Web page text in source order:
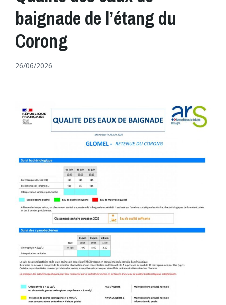
baignade de l’étang du
Corong
26/06/2026